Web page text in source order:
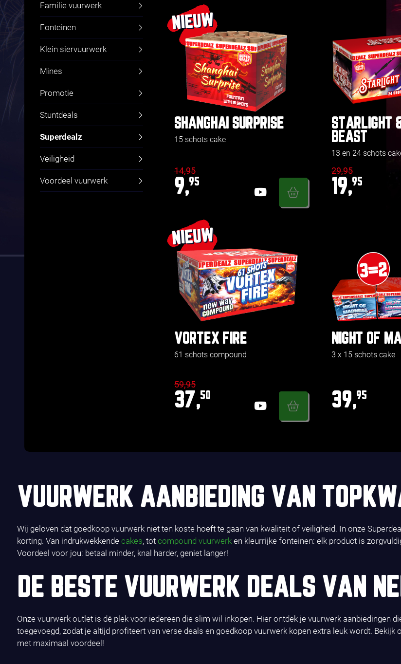
Familie vuurwerk
Fonteinen
Klein siervuurwerk
Mines
Promotie
Stuntdeals
Superdealz
Veiligheid
Voordeel vuurwerk
NIEUW
SHANGHAI SURPRISE
15 schots cake
14,95
9,95
STARLIGHT
BEAST
13 en 24 schots
29,95
19,95
NIEUW
VORTEX FIRE
61 schots compound
59,95
37,50
NIGHT OF
3 x 15 schots cake
39,95
VUURWERK AANBIEDING VAN
Wij geloven dat goedkoop vuurwerk niet ten koste hoeft te gaan van kwaliteit of veiligheid. In onze
korting. Van indrukwekkende cakes, tot compound vuurwerk en kleurrijke fonteinen: elk product is
Voordeel voor jou: betaal minder, knal harder, geniet langer!
DE BESTE VUURWERK DEALS VAN
Onze vuurwerk outlet is dé plek voor iedereen die slim wil inkopen. Hier ontdek je vuurwerk aanbiedingen
toegevoegd, zodat je altijd profiteert van verse deals en goedkoop vuurwerk kopen extra leuk wordt. Bekijk
met maximaal voordeel!